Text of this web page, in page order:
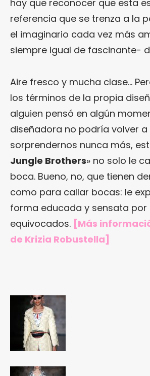
hay que reconocer que esta
referencia que se trenza a la
el imaginario cada vez más
siempre igual de fascinante-
Aire fresco y mucha clase…
los términos de la propia
alguien pensó en algún
diseñadora no podría volver a
sorprendernos nunca más,
Jungle Brothers» no solo le
boca. Bueno, no, que tienen
como para callar bocas: le
forma educada y sensata por
equivocados. [Más
de Krizia Robustella]